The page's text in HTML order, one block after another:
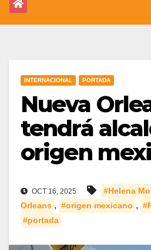
INTERNACIONAL PORTADA
Nueva
tendrá
origen
OCT 16, 2025 #Helena
Orleans , #origen mexicano ,
#portada